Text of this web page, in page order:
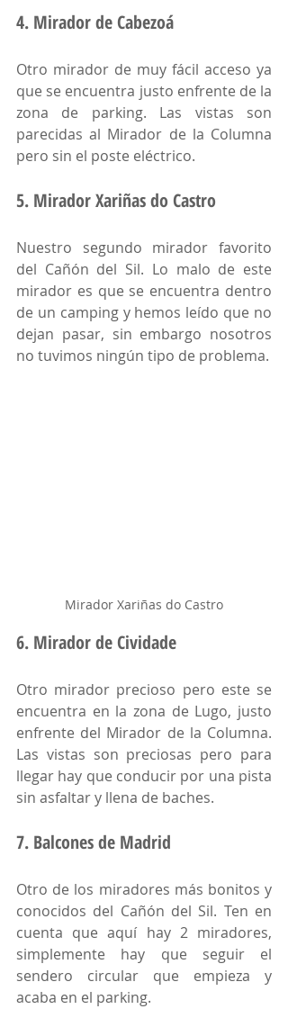
4. Mirador de Cabezoá
Otro mirador de muy fácil acceso ya
que se encuentra justo enfrente de la
zona de parking. Las vistas son
parecidas al Mirador de la Columna
pero sin el poste eléctrico.
5. Mirador Xariñas do Castro
Nuestro segundo mirador favorito
del Cañón del Sil. Lo malo de este
mirador es que se encuentra dentro
de un camping y hemos leído que no
dejan pasar, sin embargo nosotros
no tuvimos ningún tipo de problema.
Mirador Xariñas do Castro
6. Mirador de Cividade
Otro mirador precioso pero este se
encuentra en la zona de Lugo, justo
enfrente del Mirador de la Columna.
Las vistas son preciosas pero para
llegar hay que conducir por una pista
sin asfaltar y llena de baches.
7. Balcones de Madrid
Otro de los miradores más bonitos y
conocidos del Cañón del Sil. Ten en
cuenta que aquí hay 2 miradores,
simplemente hay que seguir el
sendero circular que empieza y
acaba en el parking.